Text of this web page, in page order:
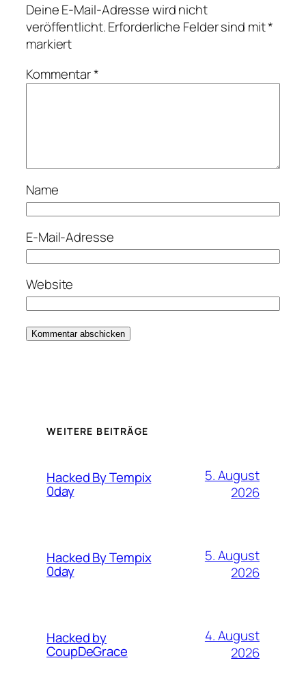
Deine E-Mail-Adresse wird nicht
veröffentlicht.Erforderliche Felder sind mit*
markiert
Kommentar*
Name
E-Mail-Adresse
Website
WEITERE BEITRÄGE
Hacked By Tempix
0day
5. August
2026
Hacked By Tempix
0day
5. August
2026
Hacked by
CoupDeGrace
4. August
2026